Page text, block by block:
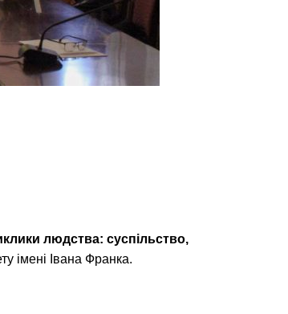
людства: суспільство,
імені Івана Франка.